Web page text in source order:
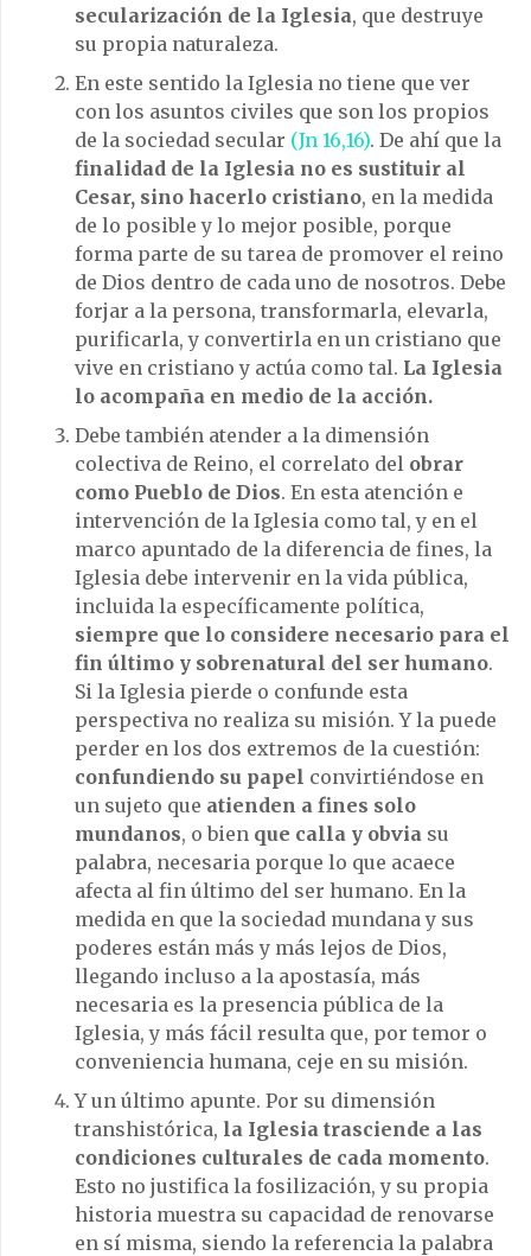
secularización de la Iglesia, que destruye
su propia naturaleza.
En este sentido la Iglesia no tiene que ver
con los asuntos civiles que son los propios
de la sociedad secular (Jn 16,16). De ahí que la
finalidad de la Iglesia no es sustituir al
Cesar, sino hacerlo cristiano, en la medida
de lo posible y lo mejor posible, porque
forma parte de su tarea de promover el reino
de Dios dentro de cada uno de nosotros. Debe
forjar a la persona, transformarla, elevarla,
purificarla, y convertirla en un cristiano que
vive en cristiano y actúa como tal. La Iglesia
lo acompaña en medio de la acción.
Debe también atender a la dimensión
colectiva de Reino, el correlato del obrar
como Pueblo de Dios. En esta atención e
intervención de la Iglesia como tal, y en el
marco apuntado de la diferencia de fines, la
Iglesia debe intervenir en la vida pública,
incluida la específicamente política,
siempre que lo considere necesario para el
fin último y sobrenatural del ser humano.
Si la Iglesia pierde o confunde esta
perspectiva no realiza su misión. Y la puede
perder en los dos extremos de la cuestión:
confundiendo su papel convirtiéndose en
un sujeto que atienden a fines solo
mundanos, o bien que calla y obvia su
palabra, necesaria porque lo que acaece
afecta al fin último del ser humano. En la
medida en que la sociedad mundana y sus
poderes están más y más lejos de Dios,
llegando incluso a la apostasía, más
necesaria es la presencia pública de la
Iglesia, y más fácil resulta que, por temor o
conveniencia humana, ceje en su misión.
Y un último apunte. Por su dimensión
transhistórica, la Iglesia trasciende a las
condiciones culturales de cada momento.
Esto no justifica la fosilización, y su propia
historia muestra su capacidad de renovarse
en sí misma, siendo la referencia la palabra